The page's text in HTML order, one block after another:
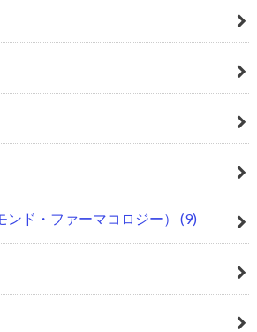
ンド・ファーマコロジー） (9)